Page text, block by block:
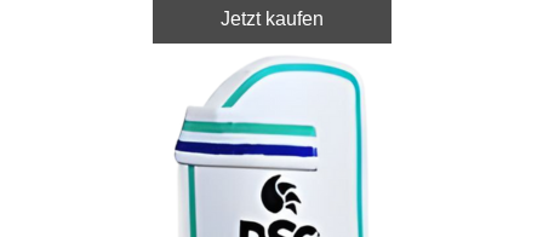
Jetzt kaufen